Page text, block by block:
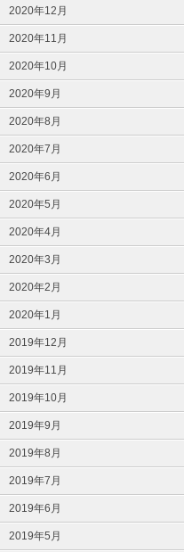
2020年12月
2020年11月
2020年10月
2020年9月
2020年8月
2020年7月
2020年6月
2020年5月
2020年4月
2020年3月
2020年2月
2020年1月
2019年12月
2019年11月
2019年10月
2019年9月
2019年8月
2019年7月
2019年6月
2019年5月